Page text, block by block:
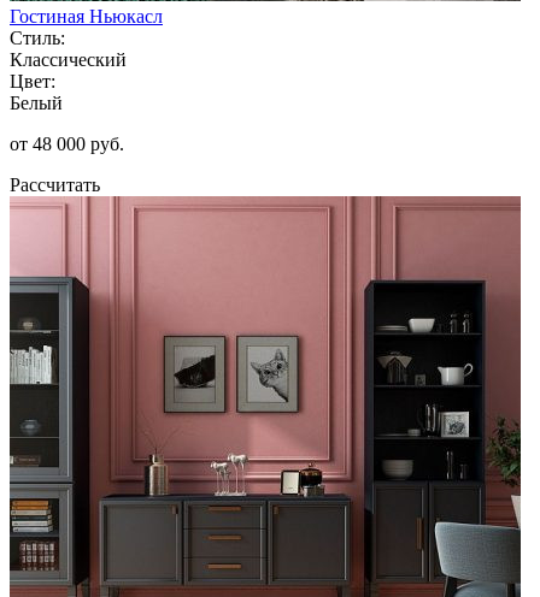
Гостиная Ньюкасл
Стиль:
Классический
Цвет:
Белый
от 48 000 руб.
Рассчитать